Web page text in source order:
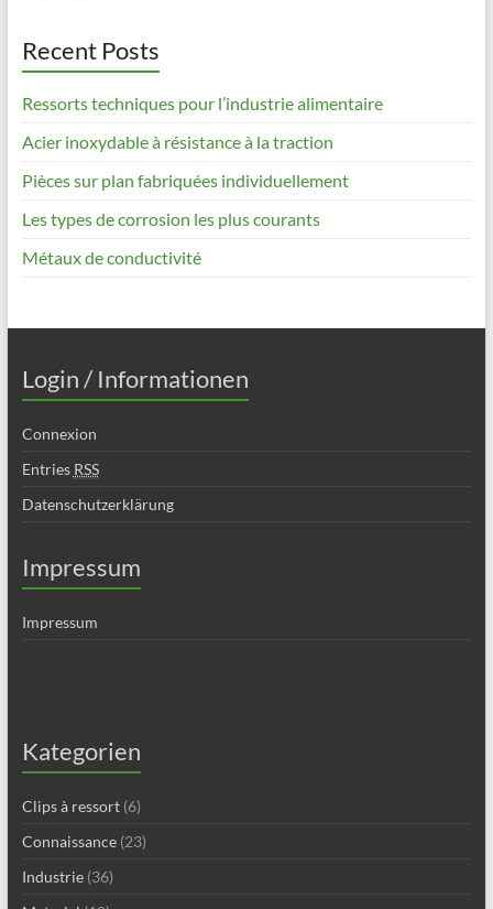
Recent Posts
Ressorts techniques pour l’industrie alimentaire
Acier inoxydable à résistance à la traction
Pièces sur plan fabriquées individuellement
Les types de corrosion les plus courants
Métaux de conductivité
Login / Informationen
Connexion
Entries RSS
Datenschutzerklärung
Impressum
Impressum
Kategorien
Clips à ressort(6)
Connaissance(23)
Industrie(36)